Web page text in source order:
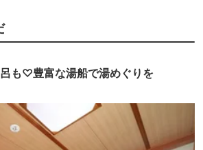
も♡豊富な湯船で湯めぐりを